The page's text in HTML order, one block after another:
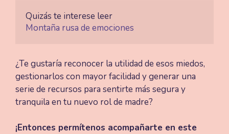
Montaña rusa de emociones
¿Te gustaría reconocer la utilidad de esos miedos,
gestionarlos con mayor facilidad y generar una
serie de recursos para sentirte más segura y
tranquila en tu nuevo rol de madre?
¡Entonces permítenos acompañarte en este